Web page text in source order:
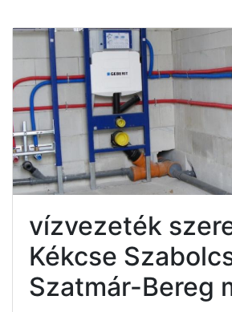
vízvezeték
Kékcse
Szatmár-Bereg